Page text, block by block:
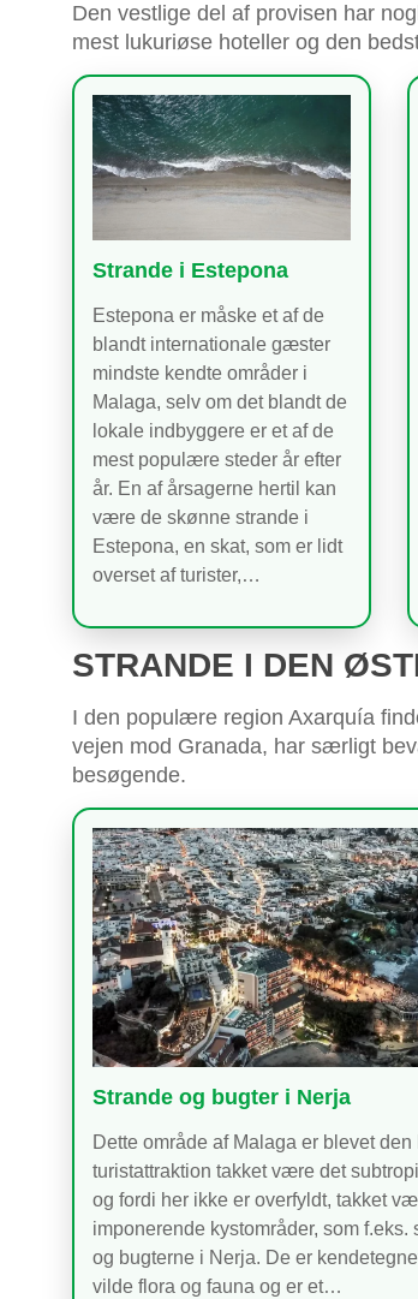
Den vestlige del af provisen har
mest lukuriøse hoteller og den
Strande i Estepona
Estepona er måske et af de
blandt internationale gæster
mindste kendte områder i
Malaga, selv om det blandt de
lokale indbyggere er et af de
mest populære steder år efter
år. En af årsagerne hertil kan
være de skønne strande i
Estepona, en skat, som er lidt
overset af turister,…
STRANDE I DEN
I den populære region Axarquía
vejen mod Granada, har særligt
besøgende.
Strande og bugter i Nerja
Dette område af Malaga er blevet den
turistattraktion takket være det
og fordi her ikke er overfyldt, takket
imponerende kystområder, som f.eks.
og bugterne i Nerja. De er
vilde flora og fauna og er et…